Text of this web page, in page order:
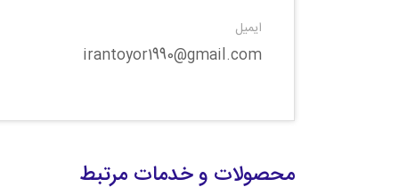
ایمیل
irantoyor1990@gmail.com
محصولات و خدمات مرتبط